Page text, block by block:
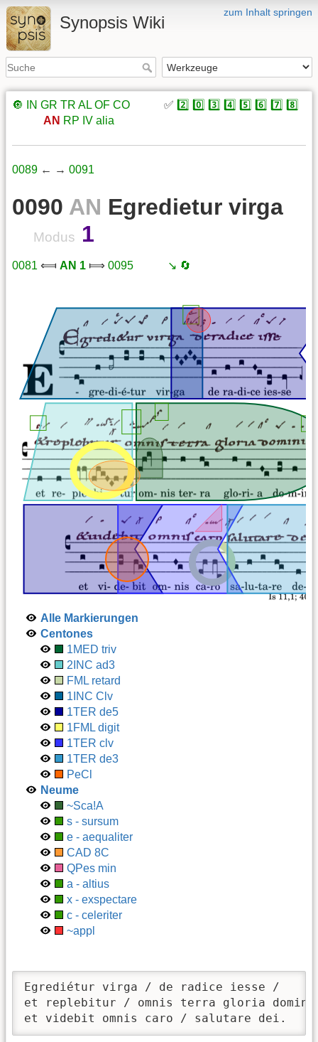
zum Inhalt springen
Synopsis Wiki
🔘 IN GR TR AL OF CO ✅ 2️⃣ 0️⃣ 3️⃣ 4️⃣ 5️⃣ 6️⃣ 7️⃣ 8️⃣
AN RP IV alia
0089 ← → 0091
0090 AN Egredietur virga
Modus 1
0081 ⟽ AN 1 ⟾ 0095 ↘️ 🔄
Alle Markierungen
Centones
1MED triv
2INC ad3
FML retard
1INC Clv
1TER de5
1FML digit
1TER clv
1TER de3
PeCl
Neume
~Sca!A
s - sursum
e - aequaliter
CAD 8C
QPes min
a - altius
x - exspectare
c - celeriter
~appl
Egrediétur virga / de radice iesse /
et replebitur / omnis terra gloria
et videbit omnis caro / salutare dei.